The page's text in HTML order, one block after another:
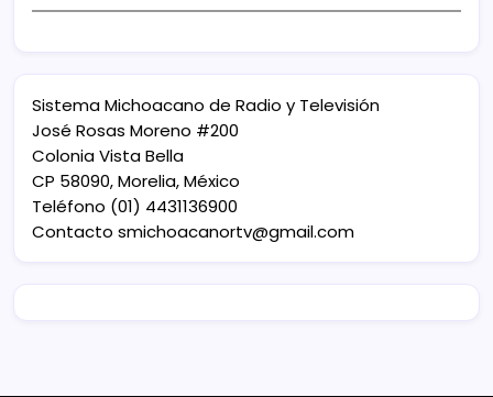
Sistema Michoacano de Radio y Televisión
José Rosas Moreno #200
Colonia Vista Bella
CP 58090, Morelia, México
Teléfono (01) 4431136900
Contacto smichoacanortv@gmail.com